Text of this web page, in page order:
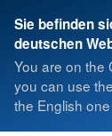
Sie befinden
deutschen
You are on the
you can use
the English one